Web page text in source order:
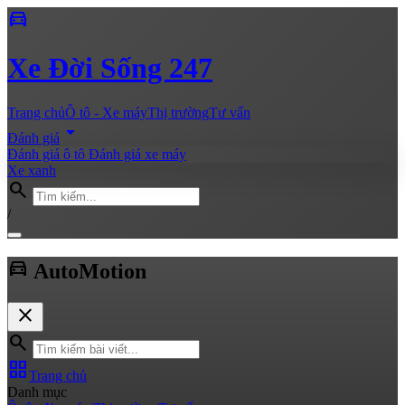
directions_car
Xe Đời Sống 247
Trang chủÔ tô - Xe máyThị trườngTư vấn
Đánh giá arrow_drop_down
Đánh giá ô tô Đánh giá xe máy
Xe xanh
search
/
directions_car AutoMotion
close
search
grid_viewTrang chủ
Danh mục